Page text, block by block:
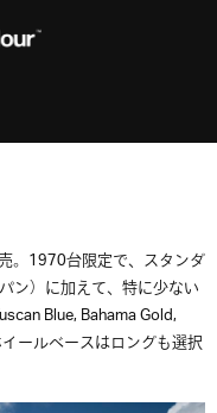
。1970台限定で、スタンダ
ン）に加えて、特に少ない
Blue, Bahama Gold,
ールベースはロングも選択